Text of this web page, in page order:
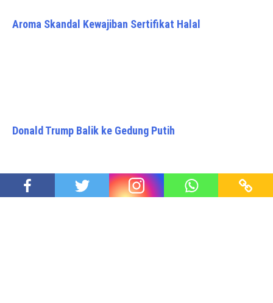
Aroma Skandal Kewajiban Sertifikat Halal
Donald Trump Balik ke Gedung Putih